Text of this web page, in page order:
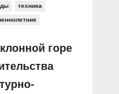
техника
горе